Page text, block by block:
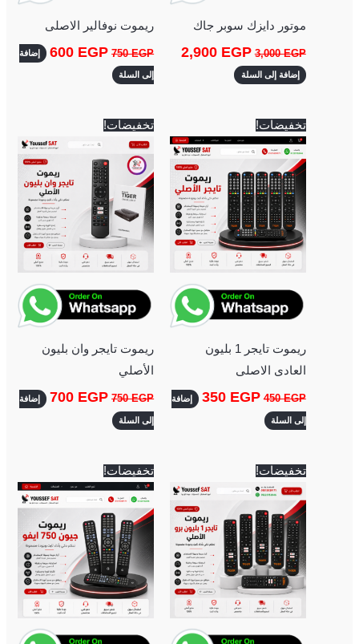
موتور دايزك سوبر جاك
3,000EGP
2,900 EGP
إضافة إلى السلة
ريموت نوفالير الاصلى
750EGP
600 EGP إضافة
إلى السلة
تخفيضات!
ريموت تايجر 1 بليون
العادى الاصلى
450EGP
السعر
الأصلي
هو:
350 EGP
الحالي
هو:
350 EGP.
إضافة
إلى السلة
تخفيضات!
ريموت تايجر وان بليون
الأصلي
750EGP
السعر
الأصلي
هو:
750 EGP.
700 EGP
هو:
700 EGP.
إضافة
إلى السلة
تخفيضات!السعر
الأصلي
هو:
هو:
700 EGP.
تخفيضات!السعر
الأصلي
هو:
الحالي
هو:
350 EGP.